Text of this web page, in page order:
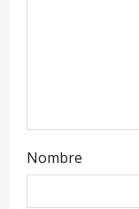
Nombre